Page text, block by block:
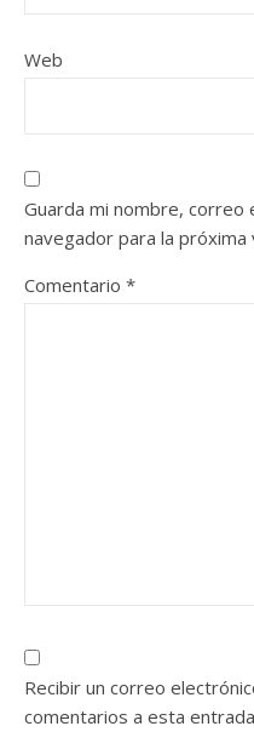
Web
Guarda mi nombre,
navegador para la próxima
Comentario *
Recibir un correo
comentarios a esta